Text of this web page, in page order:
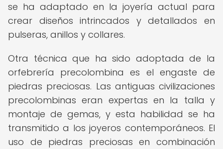
se ha adaptado en la joyería actual para
crear diseños intrincados y detallados en
pulseras, anillos y collares.
Otra técnica que ha sido adoptada de la
orfebrería precolombina es el engaste de
piedras preciosas. Las antiguas civilizaciones
precolombinas eran expertas en la talla y
montaje de gemas, y esta habilidad se ha
transmitido a los joyeros contemporáneos. El
uso de piedras preciosas en combinación